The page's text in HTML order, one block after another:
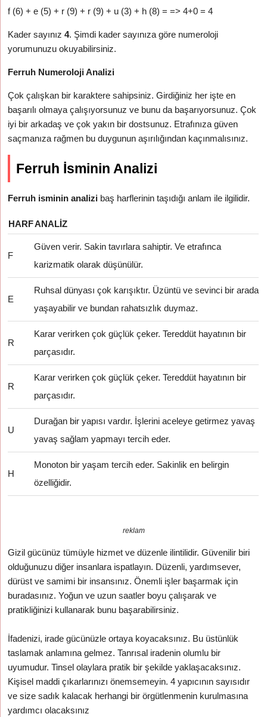
f (6) + e (5) + r (9) + r (9) + u (3) + h (8) = => 4+0 = 4
Kader sayınız4. Şimdi kader sayınıza göre numeroloji
yorumunuzu okuyabilirsiniz.
Ferruh Numeroloji Analizi
Çok çalışkan bir karaktere sahipsiniz. Girdiğiniz her işte en
başarılı olmaya çalışıyorsunuz ve bunu da başarıyorsunuz. Çok
iyi bir arkadaş ve çok yakın bir dostsunuz. Etrafınıza güven
saçmanıza rağmen bu duygunun aşırılığından kaçınmalısınız.
Ferruh İsminin Analizi
Ferruh isminin analizi baş harflerinin taşıdığı anlam ile ilgilidir.
HARFANALIZ
F
Güven verir. Sakin tavırlara sahiptir. Ve etrafınca
karizmatik olarak düşünülür.
E
Ruhsal dünyası çok karışıktır. Üzüntü ve sevinci bir arada
yaşayabilir ve bundan rahatsızlık duymaz.
R
Karar verirken çok güçlük çeker. Tereddüt hayatının bir
parçasıdır.
R
Karar verirken çok güçlük çeker. Tereddüt hayatının bir
parçasıdır.
U
Durağan bir yapısı vardır. İşlerini aceleye getirmez yavaş
yavaş sağlam yapmayı tercih eder.
H
Monoton bir yaşam tercih eder. Sakinlik en belirgin
özelliğidir.
reklam
Gizil gücünüz tümüyle hizmet ve düzenle ilintilidir. Güvenilir biri
olduğunuzu diğer insanlara ispatlayın. Düzenli, yardımsever,
dürüst ve samimi bir insansınız. Önemli işler başarmak için
buradasınız. Yoğun ve uzun saatler boyu çalışarak ve
pratikliğinizi kullanarak bunu başarabilirsiniz.
İfadenizi, irade gücünüzle ortaya koyacaksınız. Bu üstünlük
taslamak anlamına gelmez. Tanrısal iradenin olumlu bir
uyumudur. Tinsel olaylara pratik bir şekilde yaklaşacaksınız.
Kişisel maddi çıkarlarınızı önemsemeyin. 4 yapıcının sayısıdır
ve size sadık kalacak herhangi bir örgütlenmenin kurulmasına
yardımcı olacaksınız